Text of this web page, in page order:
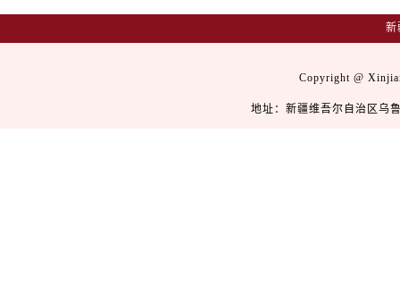
新
Copyright @
地址：新疆维吾尔自治区乌